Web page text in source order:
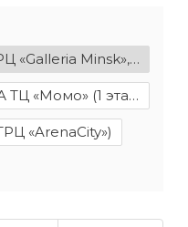
пр-т Победителей, 9 (ТРЦ «Galleria Minsk», нулевой этаж)
Партизанский пр-т, 150А ТЦ «Момо» (1 этаж, жёлтый сектор)
«ArenaCity»)